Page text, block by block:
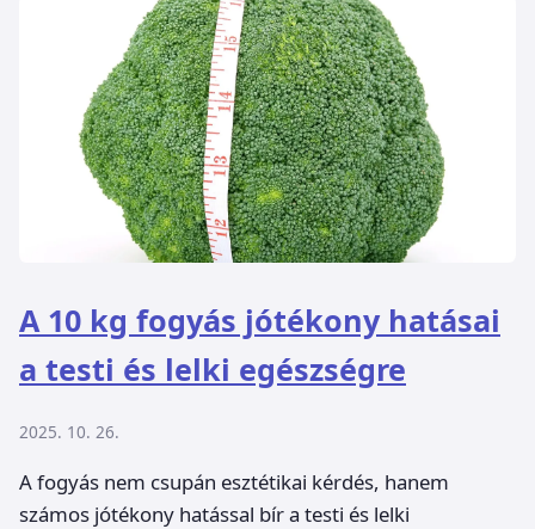
A 10 kg fogyás jótékony hatásai
a testi és lelki egészségre
2025. 10. 26.
A fogyás nem csupán esztétikai kérdés, hanem
számos jótékony hatással bír a testi és lelki